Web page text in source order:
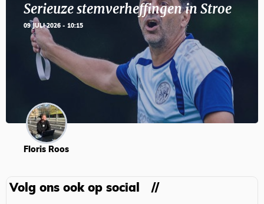
Serieuze stemverheffingen in Stroe
09 JULI 2026 - 10:15
Floris Roos
Volg ons ook op social